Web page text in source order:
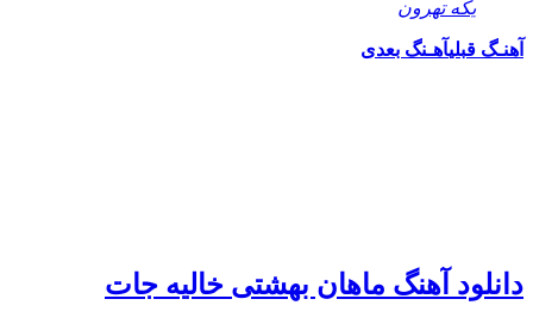
یکه تهرون
قبلیآهـنگ بعدی
آهنگ ماهان بهشتی خالیه جات